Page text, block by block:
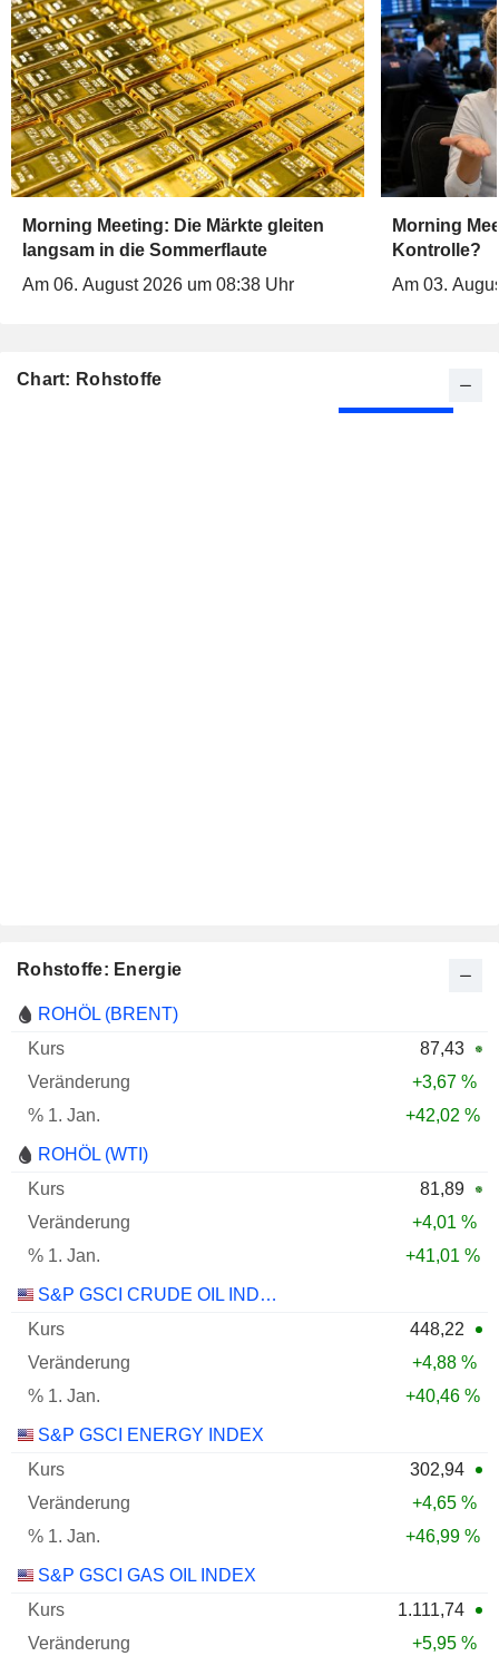
Chart: Rohstoffe
Rohstoffe: Energie
Name Kurs Veränderung
ROHÖL (BRENT)
87,43
+3,67 %
+42,02 %
ROHÖL (WTI)
81,89
+4,01 %
+41,01 %
S&P GSCI CRUDE OIL INDEX
448,22
+4,88 %
+40,46 %
S&P GSCI ENERGY INDEX
302,94
+4,65 %
+46,99 %
S&P GSCI GAS OIL INDEX
1.111,74
+5,95 %
Morning Meeting: Die Märkte gleiten
langsam in die Sommerflaute
Am 06. August 2026 um 08:38 Uhr
Morning
Kontrolle?
Am 03.